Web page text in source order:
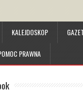
KALEJDOSKOP
PRAWNA